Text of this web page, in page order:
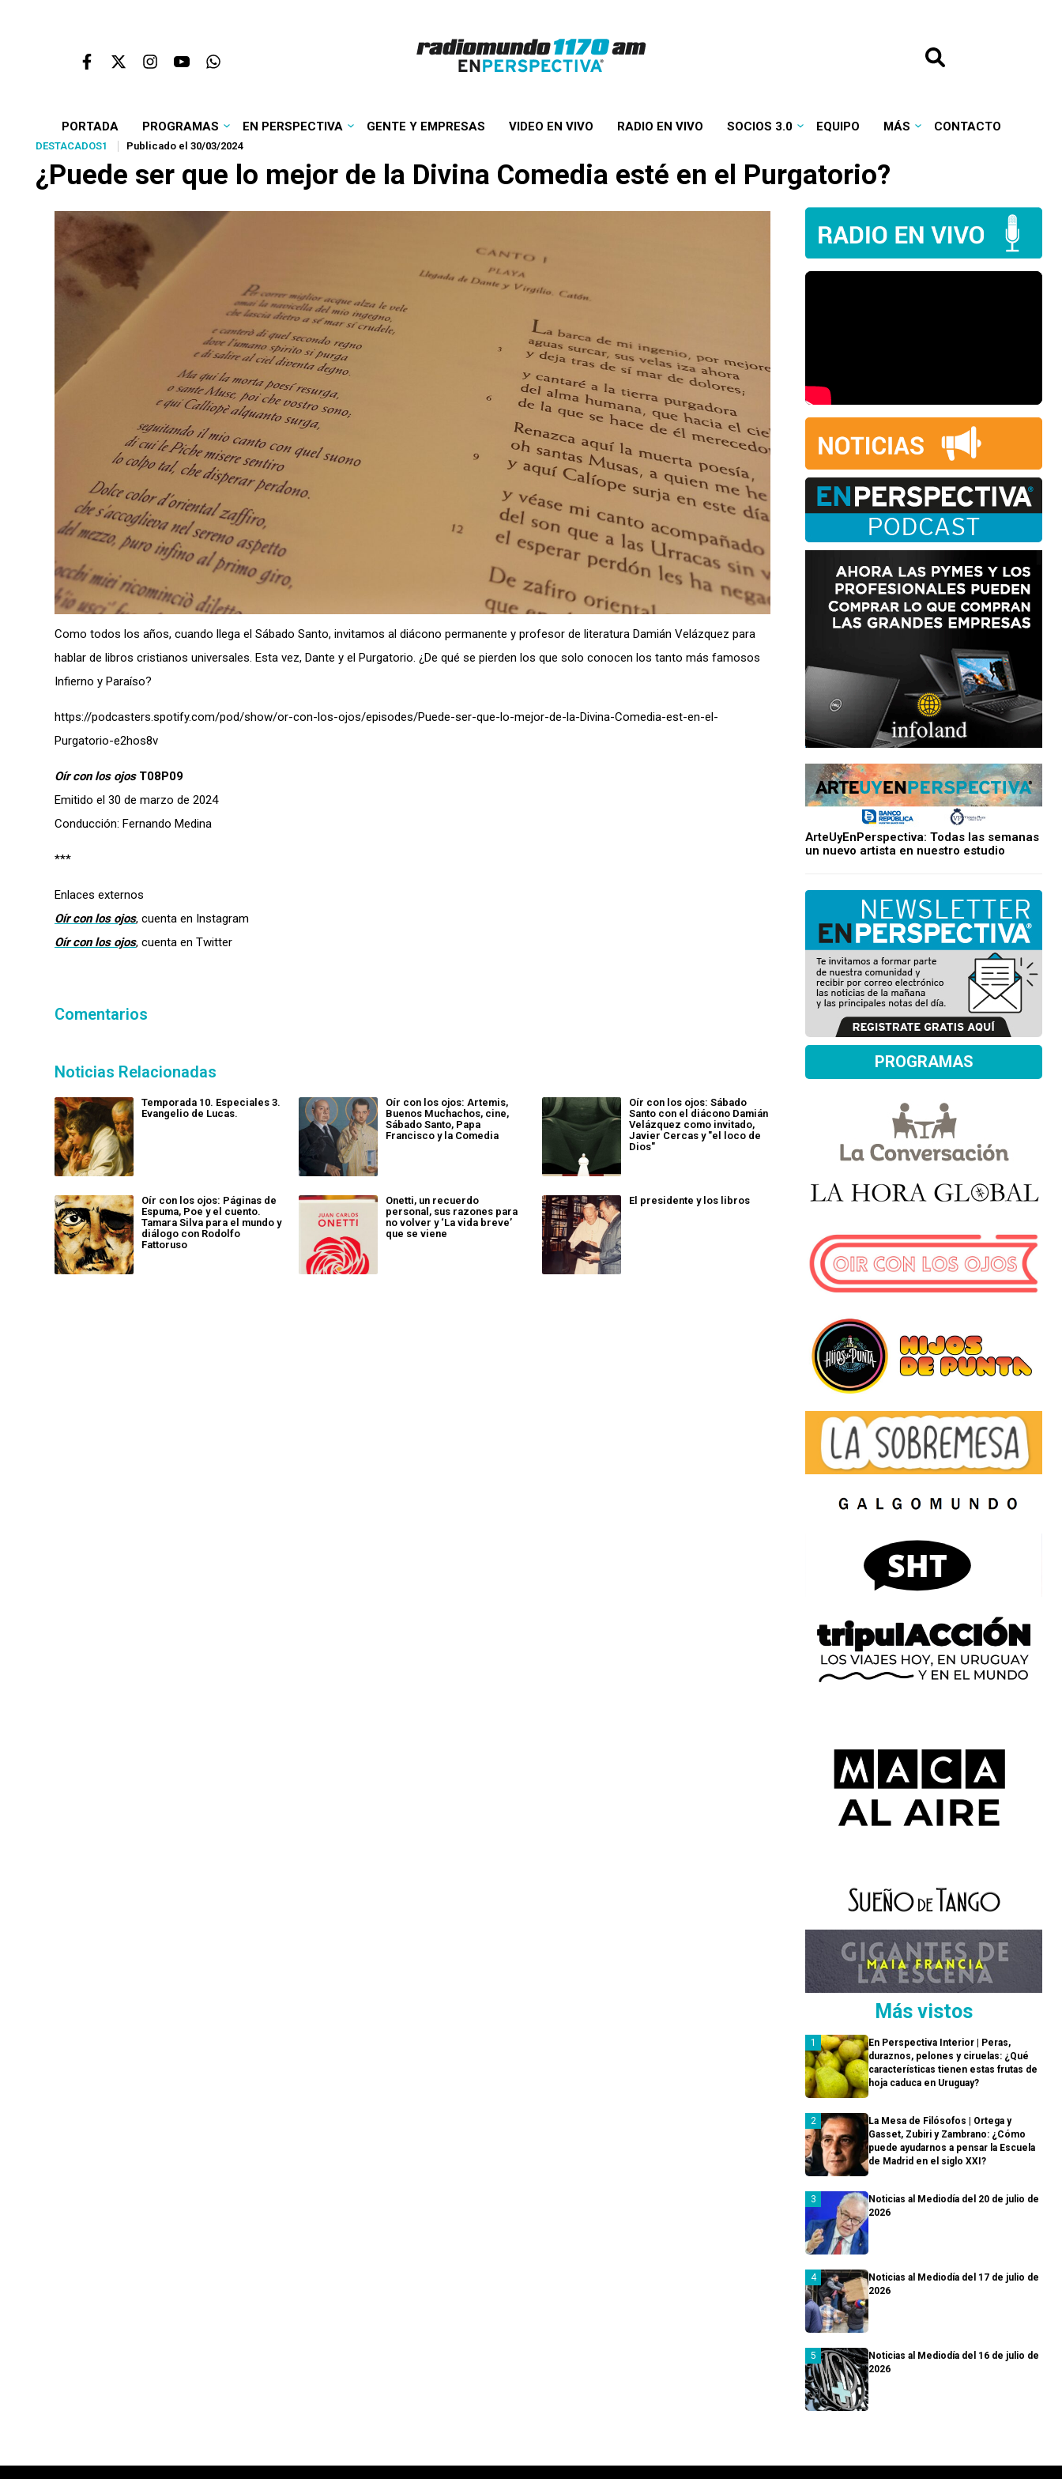
PORTADA PROGRAMAS EN PERSPECTIVA GENTE Y EMPRESAS VIDEO EN VIVO RADIO EN VIVO SOCIOS 3.0 EQUIPO MÁS CONTACTO
DESTACADOS1 Publicado el 30/03/2024
¿Puede ser que lo mejor de la Divina Comedia esté en el Purgatorio?
Como todos los años, cuando llega el Sábado Santo, invitamos al diácono permanente y profesor de literatura Damián Velázquez para
hablar de libros cristianos universales. Esta vez, Dante y el Purgatorio. ¿De qué se pierden los que solo conocen los tanto más famosos
Infierno y Paraíso?
https://podcasters.spotify.com/pod/show/or-con-los-ojos/episodes/Puede-ser-que-lo-mejor-de-la-Divina-Comedia-est-en-el-
Purgatorio-e2hos8v
Oír con los ojos T08P09
Emitido el 30 de marzo de 2024
Conducción: Fernando Medina
***
Enlaces externos
Oír con los ojos, cuenta en Instagram
Oír con los ojos, cuenta en Twitter
Comentarios
Noticias Relacionadas
Temporada 10. Especiales 3.
Evangelio de Lucas.
Oír con los ojos: Artemis,
Buenos Muchachos, cine,
Sábado Santo, Papa
Francisco y la Comedia
Oír con los ojos: Sábado
Santo con el diácono Damián
Velázquez como invitado,
Javier Cercas y "el loco de
Dios"
Oír con los ojos: Páginas de
Espuma, Poe y el cuento.
Tamara Silva para el mundo y
diálogo con Rodolfo
Fattoruso
Onetti, un recuerdo
personal, sus razones para
no volver y ‘La vida breve’
que se viene
El presidente y los libros
ArteUyEnPerspectiva: Todas las semanas
un nuevo artista en nuestro estudio
PROGRAMAS
Más vistos
En Perspectiva Interior | Peras,
duraznos, pelones y ciruelas: ¿Qué
características tienen estas frutas de
hoja caduca en Uruguay?
La Mesa de Filósofos | Ortega y
Gasset, Zubiri y Zambrano: ¿Cómo
puede ayudarnos a pensar la Escuela
de Madrid en el siglo XXI?
Noticias al Mediodía del 20 de julio de
2026
Noticias al Mediodía del 17 de julio de
2026
Noticias al Mediodía del 16 de julio de
2026